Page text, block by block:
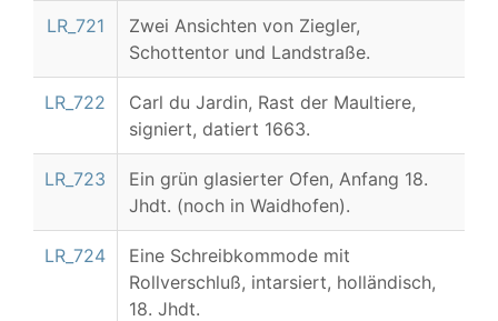
LR_721
Zwei Ansichten von Ziegler,
Schottentor und Landstraße.
LR_722
Carl du Jardin, Rast der Maultiere,
signiert, datiert 1663.
LR_723
Ein grün glasierter Ofen, Anfang 18.
Jhdt. (noch in Waidhofen).
LR_724
Eine Schreibkommode mit
Rollverschluß, intarsiert, holländisch,
18. Jhdt.